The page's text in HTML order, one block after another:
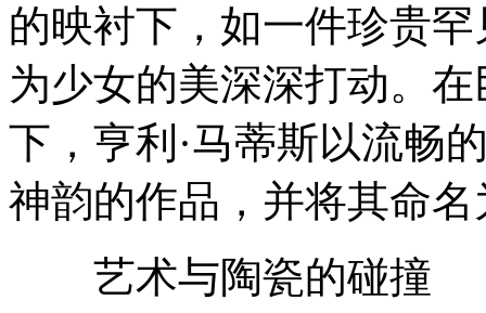
的映衬下，如一件珍贵
为少女的美深深打动。
下，亨利·马蒂斯以流畅
神韵的作品，并将其命
艺术与陶瓷的碰撞